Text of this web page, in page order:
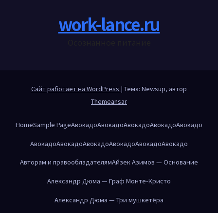
work-lance.ru
Сайт работает на WordPress | Тема: Newsup, автор
Themeansar
HomeSample PageАвокадоАвокадоАвокадоАвокадоАвокадо
АвокадоАвокадоАвокадоАвокадоАвокадоАвокадо
Авторам и правообладателямАйзек Азимов — Основание
Александр Дюма — Граф Монте-Кристо
Александр Дюма — Три мушкетёра